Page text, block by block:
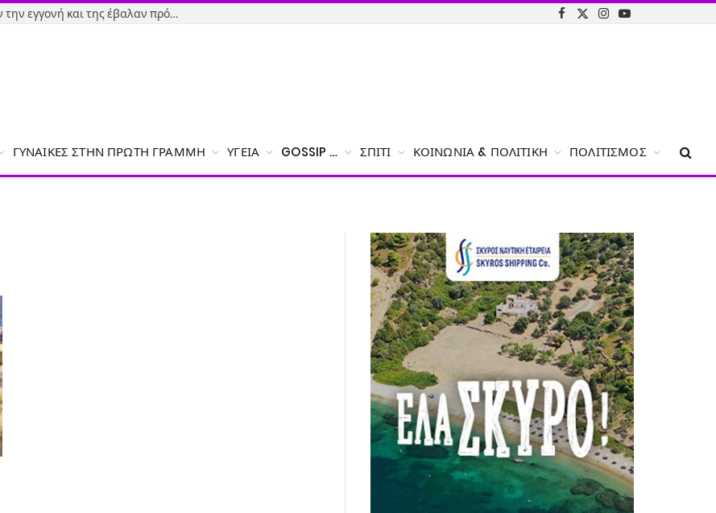
Εύβοια-Απίστευτο: Φορολόγησαν την εγγονή και της έβαλαν πρόστιμο γιατί δεν δήλωσε το χαρτζιλίκι του παππού!
Facebook
X
Instagram
YouTube
ΓΥΝΑΊΚΕΣ ΣΤΗΝ ΠΡΏΤΗ ΓΡΑΜΜΉ ΥΓΕΊΑ GOSSIP … ΣΠΊΤΙ ΚΟΙΝΩΝΊΑ & ΠΟΛΙΤΙΚΉ ΠΟΛΙΤΙΣΜΌΣ